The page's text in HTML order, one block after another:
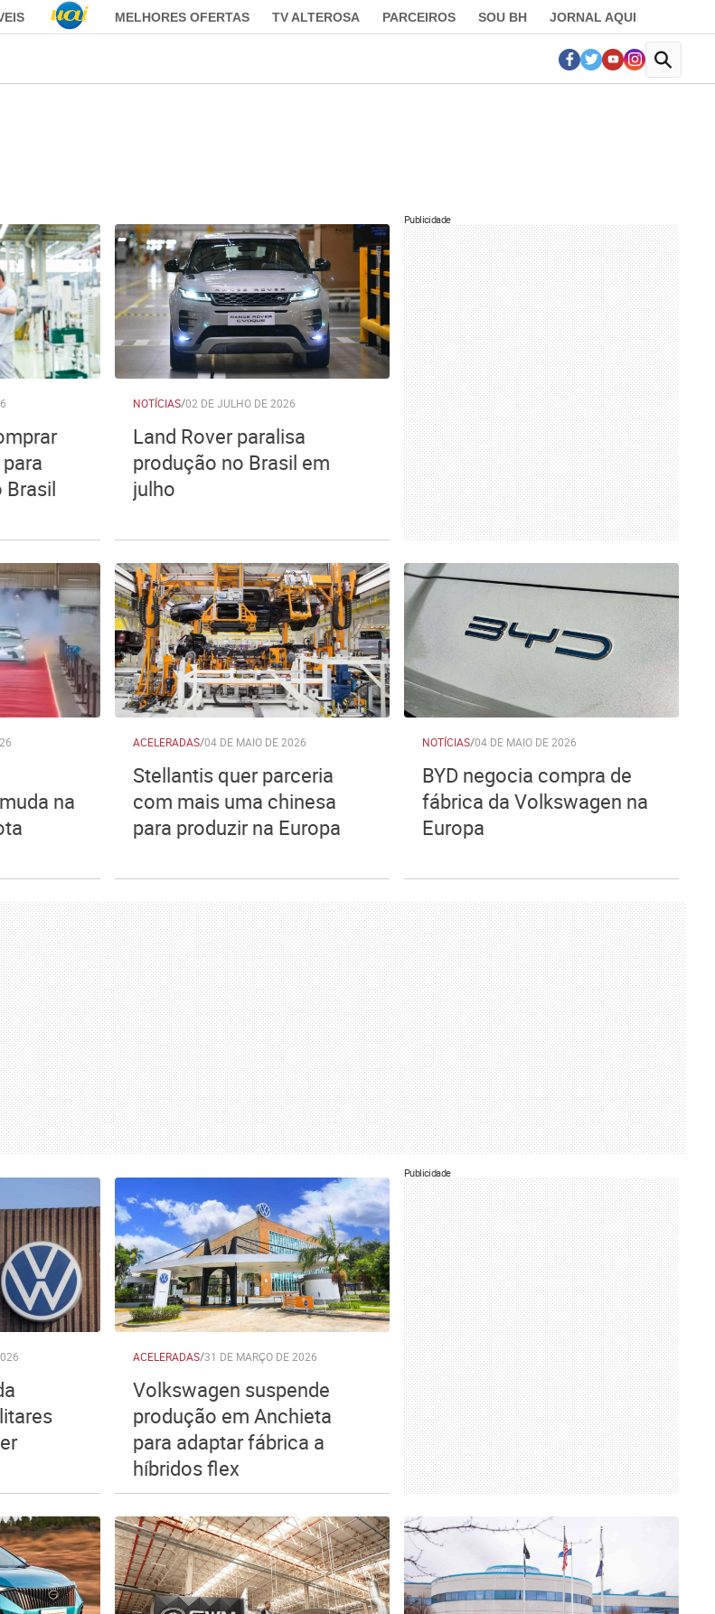
MELHORES OFERTAS TV ALTEROSA PARCEIROS SOU BH JORNAL AQUI
Brasil
NOTÍCIAS/02 DE JULHO DE 2026
Land Rover paralisa
produção no Brasil em
julho
Publicidade
na
ACELERADAS/04 DE MAIO DE 2026
Stellantis quer parceria
com mais uma chinesa
para produzir na Europa
NOTÍCIAS/04 DE MAIO DE 2026
BYD negocia compra de
fábrica da Volkswagen na
Europa
ACELERADAS/31 DE MARÇO DE 2026
Volkswagen suspende
produção em Anchieta
para adaptar fábrica a
híbridos flex
Publicidade